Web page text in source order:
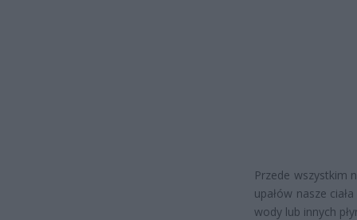
Przede wszystkim
upałów nasze
wody lub innych